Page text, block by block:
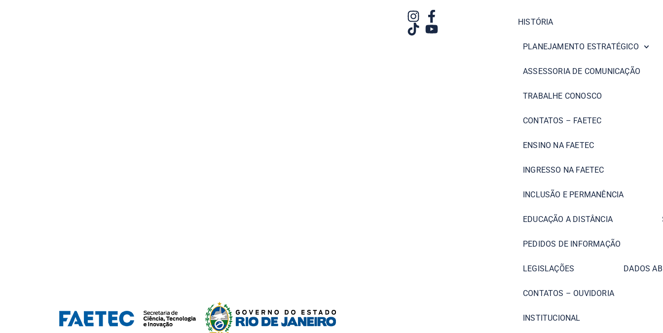
HISTÓRIA
PLANEJAMENTO ESTRATÉGICO
ASSESSORIA DE COMUNICAÇÃO
TRABALHE CONOSCO
CONTATOS – FAETEC
ENSINO NA FAETEC
INGRESSO NA FAETEC
INCLUSÃO E PERMANÊNCIA
EDUCAÇÃO A DISTÂNCIA
PEDIDOS DE INFORMAÇÃO
LEGISLAÇÕES DADOS
CONTATOS – OUVIDORIA
INSTITUCIONAL